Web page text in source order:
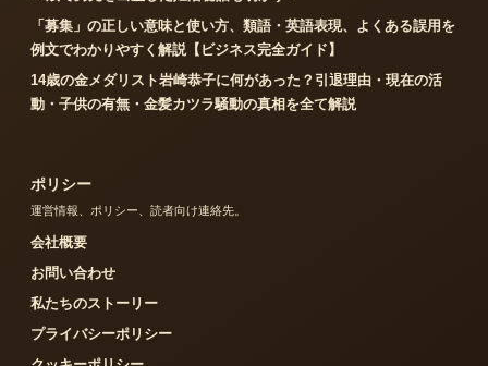
「募集」の正しい意味と使い方、類語・英語表現、よくある誤用を
例文でわかりやすく解説【ビジネス完全ガイド】
14歳の金メダリスト岩崎恭子に何があった？引退理由・現在の活
動・子供の有無・金髪カツラ騒動の真相を全て解説
ポリシー
運営情報、ポリシー、読者向け連絡先。
会社概要
お問い合わせ
私たちのストーリー
プライバシーポリシー